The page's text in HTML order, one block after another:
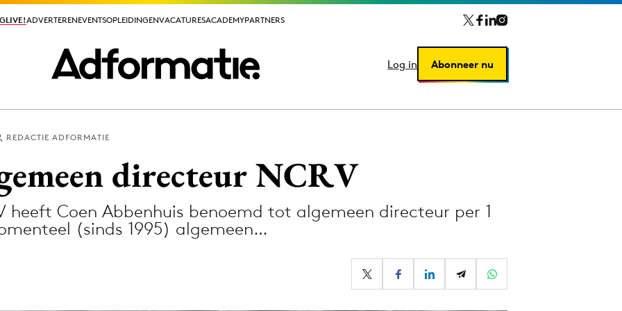
ADVERTERENEVENTSOPLEIDINGENVACATURESACADEMYPARTNERS
Log in Abonneer nu
ADVERTERENEVENTSOPLEIDINGENVACATURESACADEMYPARTNERS
Log in Abonneer nu
REDACTIE ADFORMATIE
directeur NCRV
heeft Coen Abbenhuis benoemd tot algemeen directeur per 1
(sinds 1995) algemeen…